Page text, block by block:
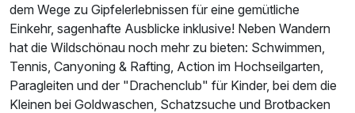
dem Wege zu Gipfelerlebnissen für eine gemütliche
Einkehr, sagenhafte Ausblicke inklusive! Neben Wandern
hat die Wildschönau noch mehr zu bieten: Schwimmen,
Tennis, Canyoning & Rafting, Action im Hochseilgarten,
Paragleiten und der "Drachenclub" für Kinder, bei dem die
Kleinen bei Goldwaschen, Schatzsuche und Brotbacken